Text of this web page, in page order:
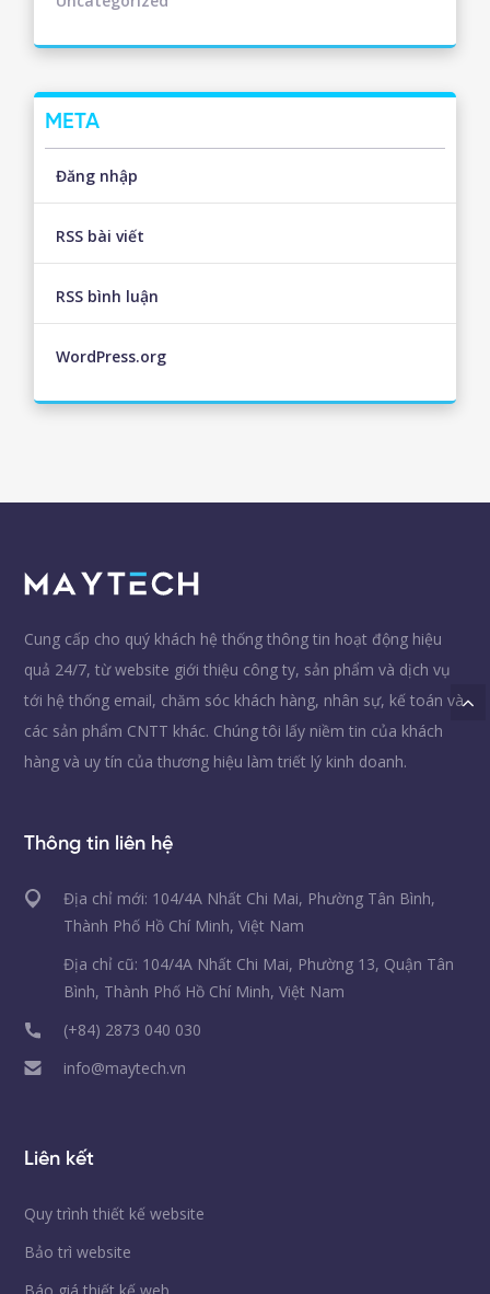
META
Đăng nhập
RSS bài viết
RSS bình luận
WordPress.org
Cung cấp cho quý khách hệ thống thông tin hoạt động hiệu
quả 24/7, từ website giới thiệu công ty, sản phẩm và dịch vụ
tới hệ thống email, chăm sóc khách hàng, nhân sự, kế toán và
các sản phẩm CNTT khác. Chúng tôi lấy niềm tin của khách
hàng và uy tín của thương hiệu làm triết lý kinh doanh.
Thông tin liên hệ
Địa chỉ mới: 104/4A Nhất Chi Mai, Phường Tân Bình,
Thành Phố Hồ Chí Minh, Việt Nam
Địa chỉ cũ: 104/4A Nhất Chi Mai, Phường 13, Quận Tân
Bình, Thành Phố Hồ Chí Minh, Việt Nam
(+84) 2873 040 030
info@maytech.vn
Liên kết
Quy trình thiết kế website
Bảo trì website